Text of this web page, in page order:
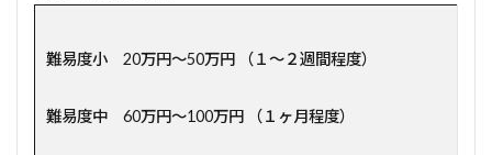
難易度小 20万円～50万円 （１～２週間程度）
難易度中 60万円～100万円 （１ヶ月程度）